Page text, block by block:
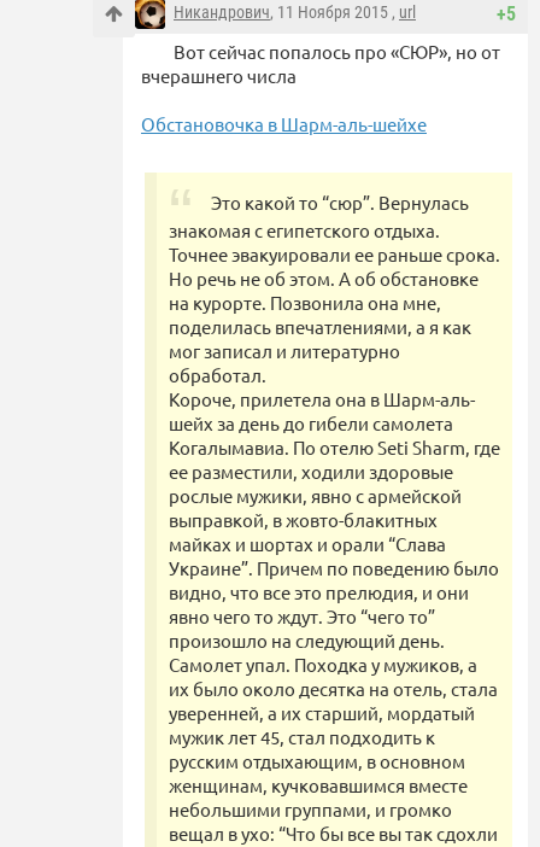
+5
Никандрович, 11 Ноября 2015 , url
Вот сейчас попалось про «СЮР», но от
вчерашнего числа
Обстановочка в Шарм-аль-шейхе
Это какой то “сюр”. Вернулась
знакомая с египетского отдыха.
Точнее эвакуировали ее раньше срока.
Но речь не об этом. А об обстановке
на курорте. Позвонила она мне,
поделилась впечатлениями, а я как
мог записал и литературно
обработал.
Короче, прилетела она в Шарм-аль-
шейх за день до гибели самолета
Когалымавиа. По отелю Seti Sharm, где
ее разместили, ходили здоровые
рослые мужики, явно с армейской
выправкой, в жовто-блакитных
майках и шортах и орали “Слава
Украине”. Причем по поведению было
видно, что все это прелюдия, и они
явно чего то ждут. Это “чего то”
произошло на следующий день.
Самолет упал. Походка у мужиков, а
их было около десятка на отель, стала
уверенней, а их старший, мордатый
мужик лет 45, стал подходить к
русским отдыхающим, в основном
женщинам, кучковавшимся вместе
небольшими группами, и громко
вещал в ухо: “Что бы все вы так сдохли